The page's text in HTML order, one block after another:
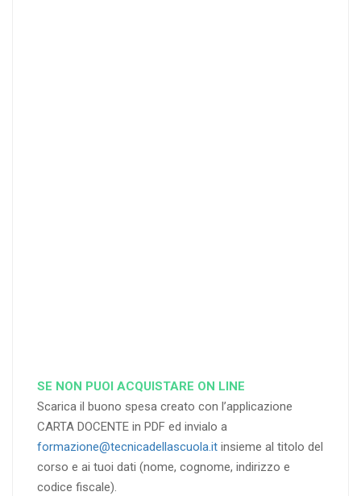
SE NON PUOI ACQUISTARE ON LINE
Scarica il buono spesa creato con l’applicazione
CARTA DOCENTE in PDF ed invialo a
formazione@tecnicadellascuola.it insieme al titolo del
corso e ai tuoi dati (nome, cognome, indirizzo e
codice fiscale).